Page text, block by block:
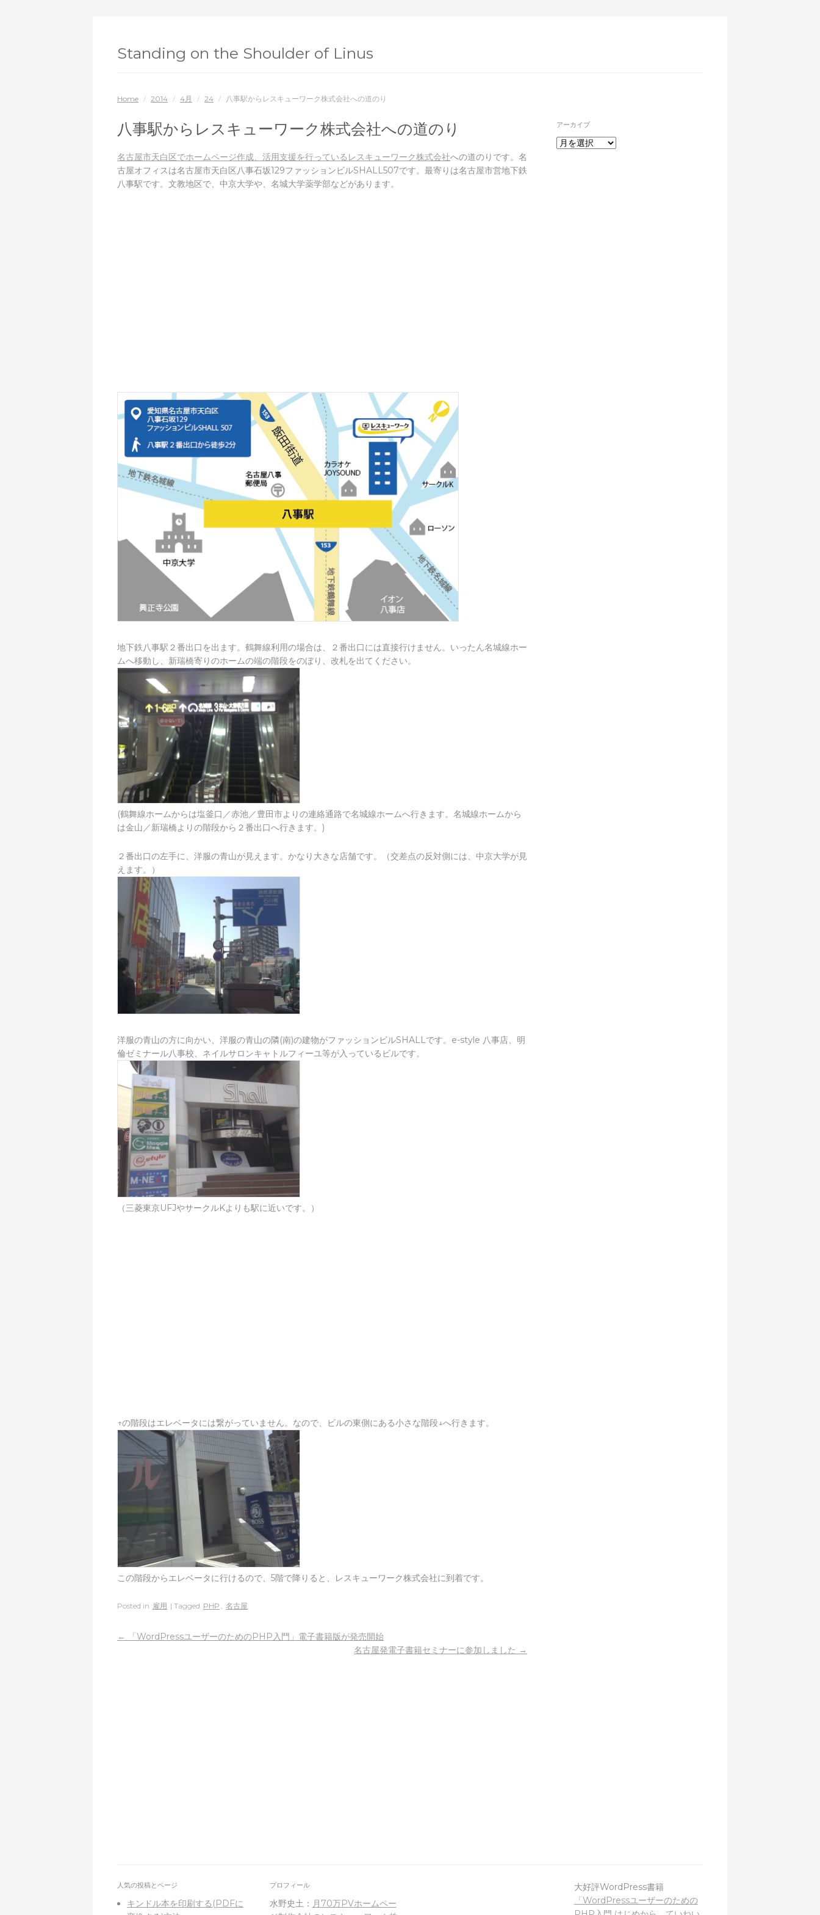
Standing on the Shoulder of Linus
Home / 2014 / 4月 / 24 / 八事駅からレスキューワーク株式会社への道のり
八事駅からレスキューワーク株式会社への道のり
名古屋市天白区でホームページ作成、活用支援を行っているレスキューワーク株式会社への道のりです。 名
古屋オフィスは名古屋市天白区八事石坂129ファッションビルSHALL507です。最寄りは名古屋市営地下鉄
八事駅です。文教地区で、中京大学や、名城大学薬学部などがあります。
地下鉄八事駅２番出口を出ます。鶴舞線利用の場合は、２番出口には直接行けません。いったん名城線ホー
ムへ移動し、新瑞橋寄りのホームの端の階段をのぼり、改札を出てください。
(鶴舞線ホームからは塩釜口／赤池／豊田市よりの連絡通路で名城線ホームへ行きます。名城線ホームから
は金山／新瑞橋よりの階段から２番出口へ行きます。)
２番出口の左手に、洋服の青山が見えます。かなり大きな店舗です。（交差点の反対側には、中京大学が見
えます。）
洋服の青山の方に向かい、洋服の青山の隣(南)の建物がファッションビルSHALLです。e-style 八事店、明
倫ゼミナール八事校、ネイルサロンキャトルフィーユ等が入っているビルです。
（三菱東京UFJやサークルKよりも駅に近いです。）
↑の階段はエレベータには繋がっていません。なので、ビルの東側にある小さな階段↓へ行きます。
この階段からエレベータに行けるので、5階で降りると、レスキューワーク株式会社に到着です。
Posted in 雇用 | Tagged PHP 名古屋
←
「WordPressユーザーのためのPHP入門」電子書籍版が発売開始
名古屋発電子書籍セミナーに参加しました →
アーカイブ
人気の投稿とページ
キンドル本を印刷する(PDFに
プロフィール
水野史土： 月70万PVホームペー
大好評WordPress書籍
「WordPressユーザーのための